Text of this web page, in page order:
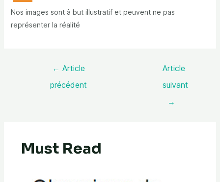
Nos images sont à but illustratif et peuvent ne pas
représenter la réalité
← Article
précédent
Article
suivant
→
Must Read